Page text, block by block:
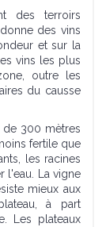
des terroirs
des vins
et sur la
vins les plus
outre les
du causse
de 300 mètres
fertile que
les racines
l'eau. La vigne
mieux aux
à part
Les plateaux